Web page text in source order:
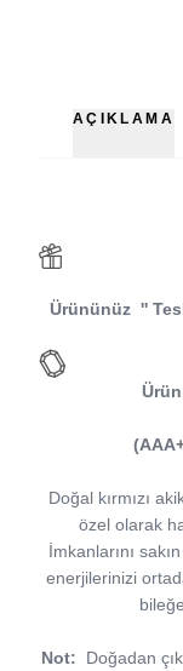
AÇIKLAMA
Ürününüz ''
Doğal kırmızı
özel olarak
İmkanlarını
enerjilerinizi
Not:
Doğadan